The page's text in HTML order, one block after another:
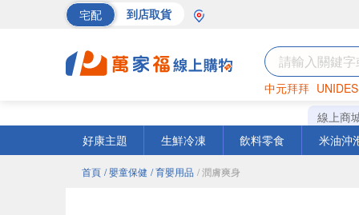
宅配 到店取貨
中元拜拜
罐頭 海苔
線上商
好康主題
生鮮冷凍 飲料零食 米油沖
首頁 / 嬰童保健 / 育嬰用品 / 潤膚爽身